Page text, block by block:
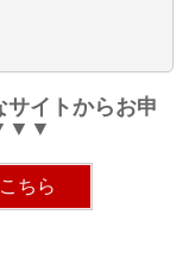
イトからお申
▼▼▼
ちら